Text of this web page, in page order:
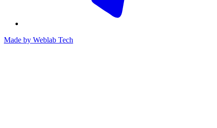
Made by Weblab Tech